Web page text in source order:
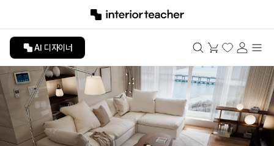
AI 디자이너